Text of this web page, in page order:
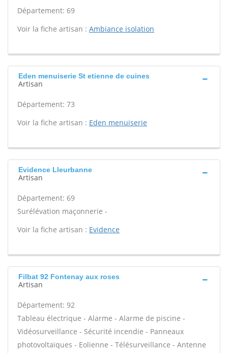
Département: 69
Voir la fiche artisan : Ambiance isolation
Eden menuiserie St etienne de cuines
Artisan
Département: 73
Voir la fiche artisan : Eden menuiserie
Evidence Lleurbanne
Artisan
Département: 69
Surélévation maçonnerie -
Voir la fiche artisan : Evidence
Filbat 92 Fontenay aux roses
Artisan
Département: 92
Tableau électrique - Alarme - Alarme de piscine -
Vidéosurveillance - Sécurité incendie - Panneaux
photovoltaïques - Eolienne - Télésurveillance - Antenne